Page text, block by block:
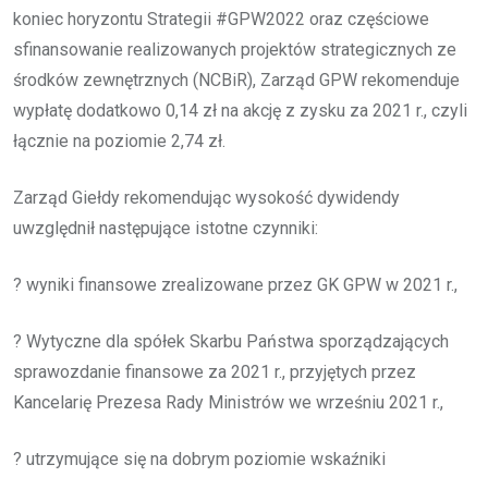
koniec horyzontu Strategii #GPW2022 oraz częściowe
sfinansowanie realizowanych projektów strategicznych ze
środków zewnętrznych (NCBiR), Zarząd GPW rekomenduje
wypłatę dodatkowo 0,14 zł na akcję z zysku za 2021 r., czyli
łącznie na poziomie 2,74 zł.
Zarząd Giełdy rekomendując wysokość dywidendy
uwzględnił następujące istotne czynniki:
? wyniki finansowe zrealizowane przez GK GPW w 2021 r.,
? Wytyczne dla spółek Skarbu Państwa sporządzających
sprawozdanie finansowe za 2021 r., przyjętych przez
Kancelarię Prezesa Rady Ministrów we wrześniu 2021 r.,
? utrzymujące się na dobrym poziomie wskaźniki